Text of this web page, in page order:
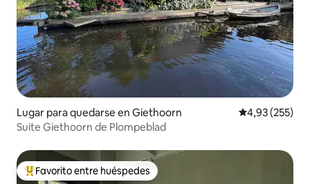
Lugar para quedarse en Giethoorn Calificación
4,93 (255)
Suite Giethoorn de Plompeblad
Favorito entre los huéspedes más destacados
Favorito entre huéspedes